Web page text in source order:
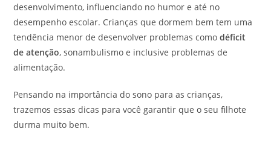
desenvolvimento, influenciando no humor e até no
desempenho escolar. Crianças que dormem bem tem uma
tendência menor de desenvolver problemas comodéficit
de atenção, sonambulismo e inclusive problemas de
alimentação.
Pensando na importância do sono para as crianças,
trazemos essas dicas para você garantir que o seu filhote
durma muito bem.